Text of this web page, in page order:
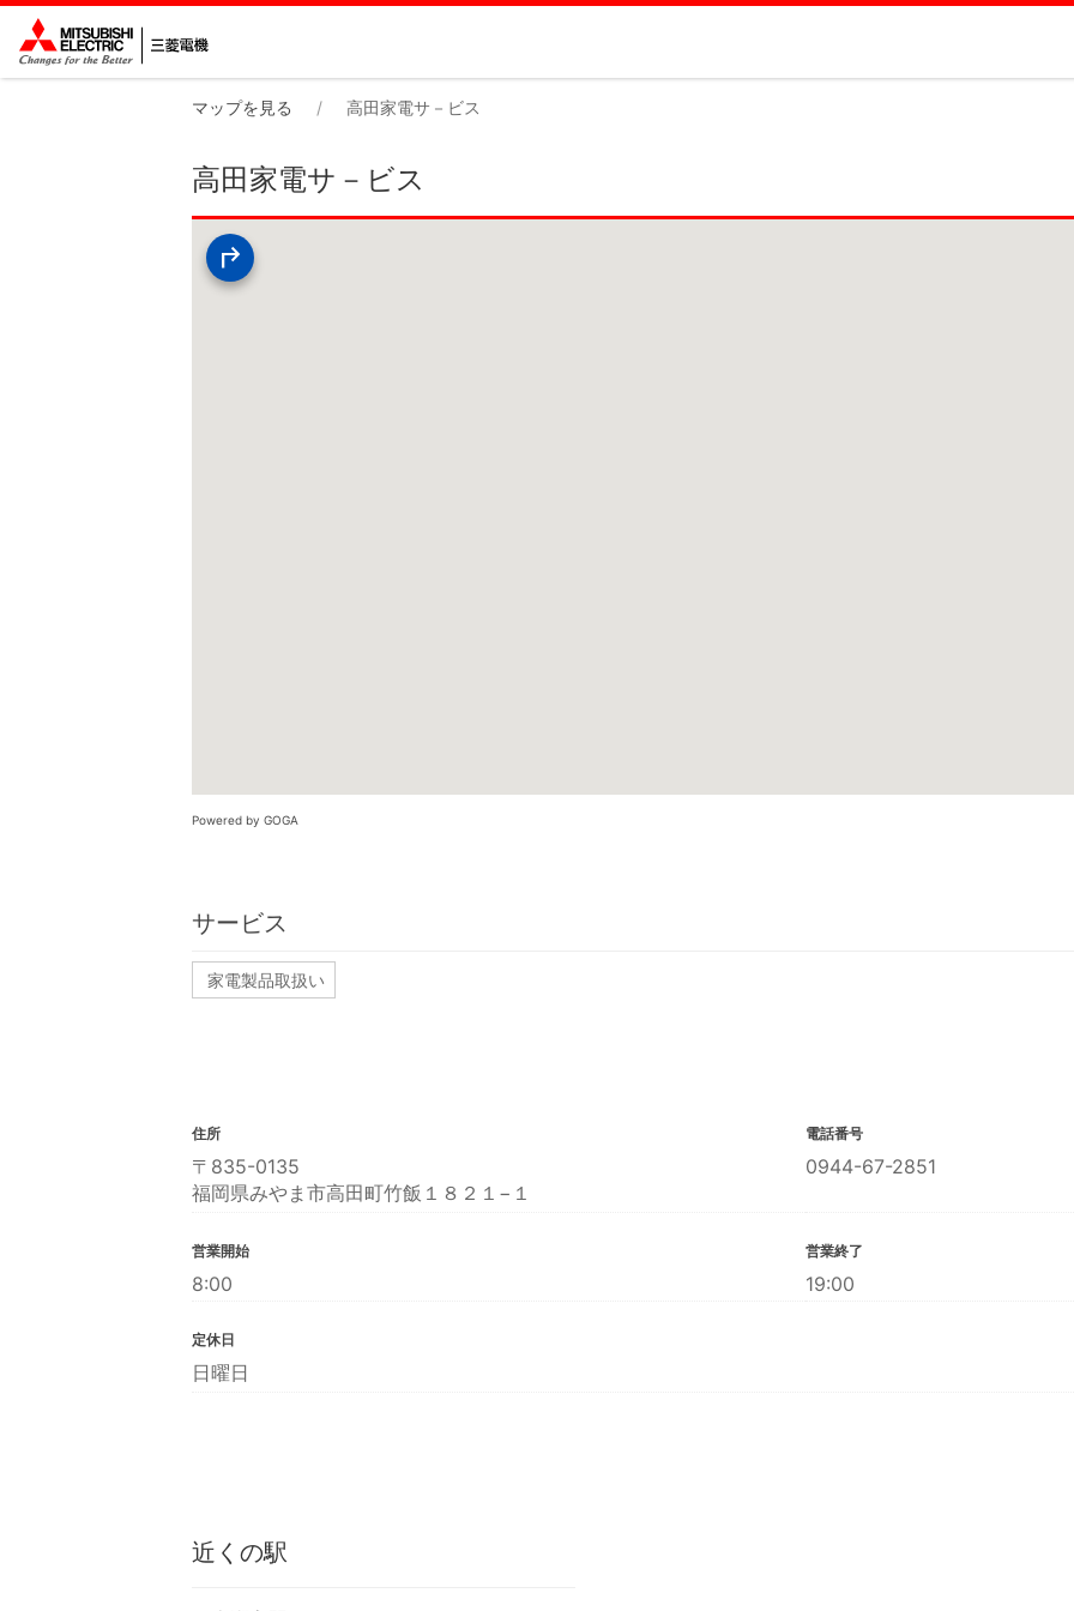
マップを見る 高田家電サ－ビス
高田家電サ－ビス
Powered by GOGA
サービス
家電製品取扱い
住所
〒835-0135
福岡県みやま市高田町竹飯１８２１−１
電話番号
0944-67-2851
営業開始
8:00
営業終了
19:00
定休日
日曜日
近くの駅